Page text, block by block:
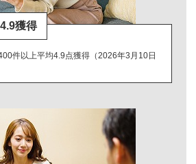
獲得
件以上平均4.9点獲得（2026年3月10日